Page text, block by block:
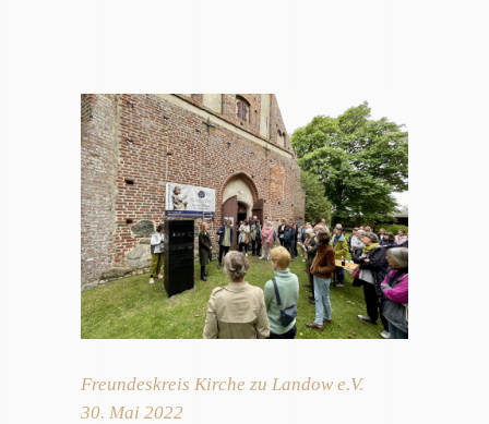
Freundeskreis Kirche zu Landow e.V.
30. Mai 2022